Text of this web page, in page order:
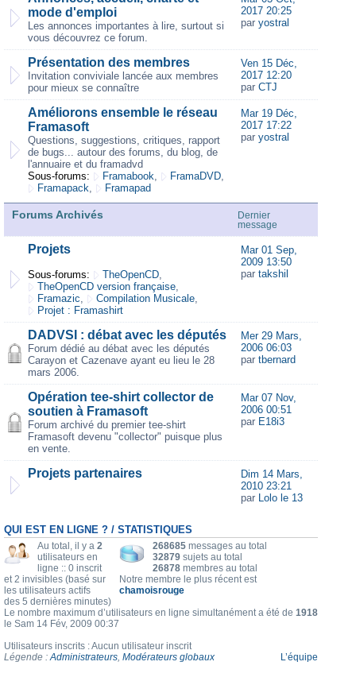
mode d'emploi
Les annonces importantes à lire, surtout si
vous découvrez ce forum.
2017 20:25
par yostral
Présentation des membres
Invitation conviviale lancée aux membres
pour mieux se connaître
Ven 15 Déc,
2017 12:20
par CTJ
Améliorons ensemble le réseau
Framasoft
Questions, suggestions, critiques, rapport
de bugs... autour des forums, du blog, de
l'annuaire et du framadvd
Sous-forums:
Framabook, FramaDVD,
Framapack, Framapad
Mar 19 Déc,
2017 17:22
par yostral
Forums Archivés
Dernier
message
Projets
Sous-forums: TheOpenCD,
TheOpenCD version française,
Framazic, Compilation Musicale,
Projet : Framashirt
Mar 01 Sep,
2009 13:50
par takshil
DADVSI : débat avec les députés
Forum dédié au débat avec les députés
Carayon et Cazenave ayant eu lieu le 28
mars 2006.
Mer 29 Mars,
2006 06:03
par tbernard
Opération tee-shirt collector de
soutien à Framasoft
Forum archivé du premier tee-shirt
Framasoft devenu "collector" puisque plus
en vente.
Mar 07 Nov,
2006 00:51
par E18i3
Projets partenaires
Dim 14 Mars,
2010 23:21
par Lolo le 13
QUI EST EN LIGNE ? / STATISTIQUES
268685 messages au total
32879 sujets au total
26878 membres au total
Notre membre le plus récent est
chamoisrouge
Au total, il y a 2
utilisateurs en
ligne :: 0 inscrit
et 2 invisibles (basé sur
les utilisateurs actifs
des 5 dernières minutes)
Le nombre maximum d’utilisateurs en ligne simultanément a été de 1918
le Sam 14 Fév, 2009 00:37
Utilisateurs inscrits : Aucun utilisateur inscrit
Légende :Administrateurs, Modérateurs globaux L’équipe